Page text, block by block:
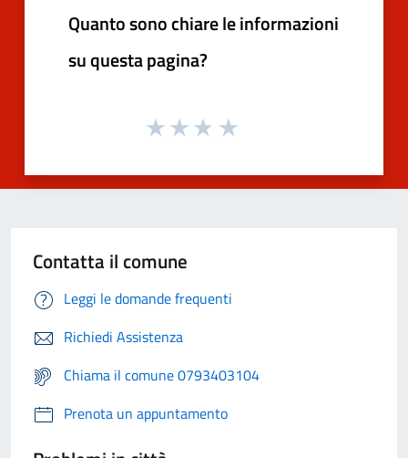
Quanto sono chiare le informazioni
su questa pagina?
Contatta il comune
Leggi le domande frequenti
Richiedi Assistenza
Chiama il comune 0793403104
Prenota un appuntamento